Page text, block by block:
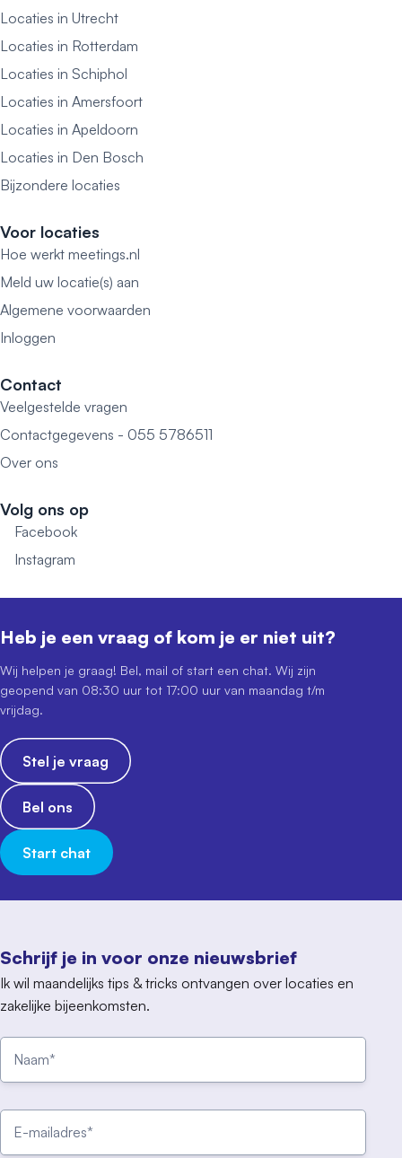
Locaties in Utrecht
Locaties in Rotterdam
Locaties in Schiphol
Locaties in Amersfoort
Locaties in Apeldoorn
Locaties in Den Bosch
Bijzondere locaties
Voor locaties
Hoe werkt meetings.nl
Meld uw locatie(s) aan
Algemene voorwaarden
Inloggen
Contact
Veelgestelde vragen
Contactgegevens - 055 5786511
Over ons
Volg ons op
Facebook
Instagram
Schrijf je in voor onze nieuwsbrief
Ik wil maandelijks tips & tricks ontvangen over locaties en
zakelijke bijeenkomsten.
Heb je een vraag of kom je er niet uit?
Wij helpen je graag! Bel, mail of start een chat. Wij zijn
geopend van 08:30 uur tot 17:00 uur van maandag t/m
vrijdag.
Stel je vraag
Bel ons
Start chat